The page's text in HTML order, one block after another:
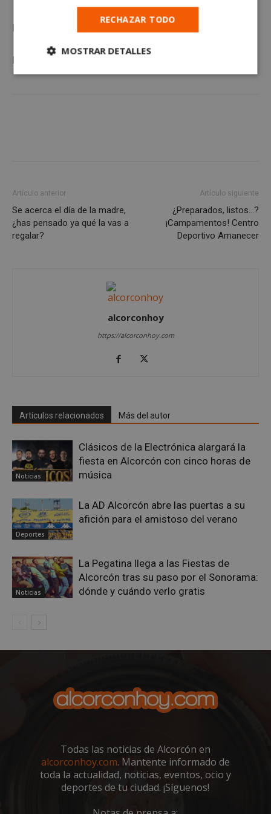
Más noticias del Ayuntamiento de Alcorcón
Más noticias de Alcorcón en
Artículo anterior
Se acerca el día de la madre,
¿has pensado ya qué la vas a
regalar?
Artículo siguiente
¿Preparados, listos…?
¡Campamentos! Centro
Deportivo Amanecer
alcorconhoy
https://alcorconhoy.com
Artículos relacionados Más del autor
Noticias
Clásicos de la Electrónica alargará la
fiesta en Alcorcón con cinco horas de
música
Deportes
La AD Alcorcón abre las puertas a su
afición para el amistoso del verano
Noticias
La Pegatina llega a las Fiestas de
Alcorcón tras su paso por el Sonorama:
dónde y cuándo verlo gratis
Todas las noticias de Alcorcón en
alcorconhoy.com. Mantente informado de
toda la actualidad, noticias, eventos, ocio y
deportes de tu ciudad. ¡Síguenos!
RECHAZAR TODO
MOSTRAR DETALLES
Cookies
Cookies de
Cookies estrictamente necesarias
Cookies de rendimiento
Cookies de preferencias
Cookies de funcionalidad
las cookies estrictamente necesarias.
PHPSESSID
PHP.net
alcorconhoy.com
Sesión
AWSALBCORS
Amazon.com
Inc.